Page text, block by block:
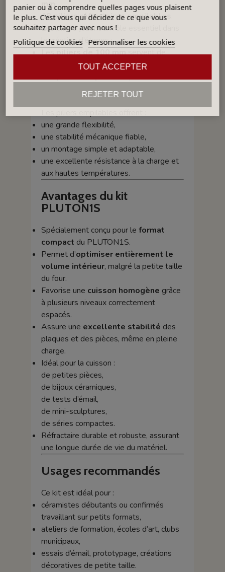
mm,
18 piliers réfractaires empilables
Les piliers jouent un rôle essentiel dans
la création d’étages :
Lespiliers de 100 mmservent de
support principal pour le premier niveau.
créer les niveaux suivants, en ajustant la
hauteur selon les besoins.
une grande flexibilité,
une stabilité mécanique fiable,
un montage simple et adaptable,
une excellente résistance à la charge et
aux hautes températures.
Avantages du kit
PLUTON1S
Spécialement conçu pour le format
compact du PLUTON1S.
Permet d’optimiser entièrement le
volume intérieur, malgré la petite taille
du four.
Favorise une cuisson homogène grâce
à plusieurs niveaux correctement
espacés.
Assure une excellente stabilité des
plaques et des pièces, même en pleine
charge.
Idéal pour la cuisson :
de petites pièces,
de bijoux céramiques,
de tests d’émail,
de mini-sculptures,
de séries compactes.
Réfractaire durable et robuste, assurant
une longue durée de vie du matériel.
Usages recommandés
Ce kit est idéal pour :
céramistes débutants ou confirmés
travaillant sur petits formats,
ateliers de formation, écoles d’art, clubs
municipaux,
essais d’émail, prototypage, créations
décoratives de petite taille.
panier ou à comprendre quelles pages vous plaisent
le plus. C'est vous qui décidez de ce que vous
souhaitez partager avec nous !
Politique de cookies Personnaliser les cookies
REJETER TOUT
TOUT ACCEPTER